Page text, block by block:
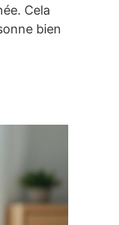
Cela
bien